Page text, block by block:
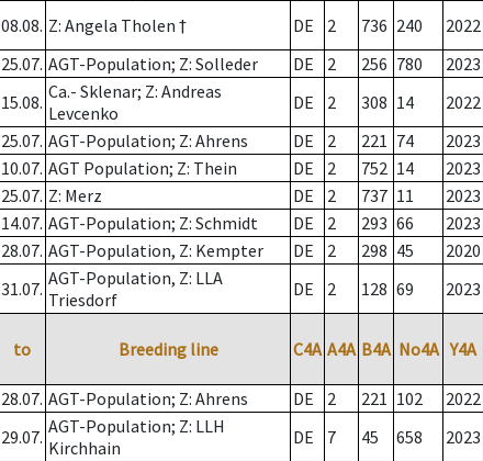
08.08. Z: Angela Tholen † DE 2 736 240 2022
25.07. AGT-Population; Z: Solleder DE 2 256 780 2023
15.08. Ca.- Sklenar; Z: Andreas
Levcenko
DE 2 308 14 2022
25.07. AGT-Population; Z: Ahrens DE 2 221 74 2023
10.07. AGT Population; Z: Thein DE 2 752 14 2023
25.07. Z: Merz DE 2 737 11 2023
14.07. AGT-Population; Z: Schmidt DE 2 293 66 2023
28.07. AGT-Population, Z: Kempter DE 2 298 45 2020
31.07. AGT-Population, Z: LLA
Triesdorf
DE 2 128 69 2023
to Breeding line C4A A4A B4A No4A Y4A
28.07. AGT-Population; Z: Ahrens DE 2 221 102 2022
29.07. AGT-Population; Z: LLH
Kirchhain
DE 7 45 658 2023